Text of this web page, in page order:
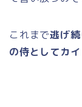
これまで逃げ
の侍としてカ